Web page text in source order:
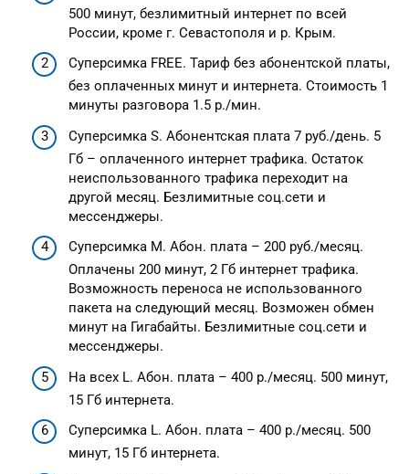
500 минут, безлимитный интернет по всей
России, кроме г. Севастополя и р. Крым.
Суперсимка FREE. Тариф без абонентской платы,
без оплаченных минут и интернета. Стоимость 1
минуты разговора 1.5 р./мин.
Суперсимка S. Абонентская плата 7 руб./день. 5
Гб – оплаченного интернет трафика. Остаток
неиспользованного трафика переходит на
другой месяц. Безлимитные соц.сети и
мессенджеры.
Суперсимка M. Абон. плата – 200 руб./месяц.
Оплачены 200 минут, 2 Гб интернет трафика.
Возможность переноса не использованного
пакета на следующий месяц. Возможен обмен
минут на Гигабайты. Безлимитные соц.сети и
мессенджеры.
На всех L. Абон. плата – 400 р./месяц. 500 минут,
15 Гб интернета.
Суперсимка L. Абон. плата – 400 р./месяц. 500
минут, 15 Гб интернета.